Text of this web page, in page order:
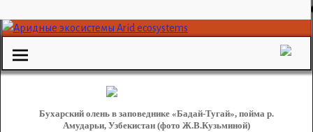
Бухарский олень в заповеднике «Бадай-Тугай», пойма р.
Амударьи, Узбекистан (фото Ж.В.Кузьминой)